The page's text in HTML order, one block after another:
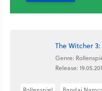
The Witcher
Genre:
Release: